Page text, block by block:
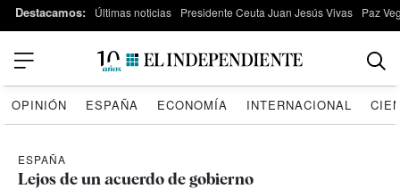
Destacamos: Últimas noticias Presidente Ceuta Juan Jesús Vivas Paz
OPINIÓN ESPAÑA ECONOMÍA INTERNACIONAL
ESPAÑA
Lejos de un acuerdo de gobierno